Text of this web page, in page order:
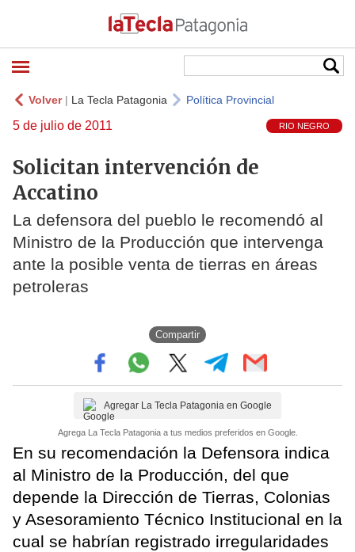
Volver| La Tecla Patagonia Política Provincial
5 de julio de 2011 RIO NEGRO
Solicitan intervención de
Accatino
La defensora del pueblo le recomendó al
Ministro de la Producción que intervenga
ante la posible venta de tierras en áreas
petroleras
Compartir
Agregar La Tecla Patagonia en Google
Agrega La Tecla Patagonia a tus medios preferidos en Google.
En su recomendación la Defensora indica
al Ministro de la Producción, del que
depende la Dirección de Tierras, Colonias
y Asesoramiento Técnico Institucional en la
cual se habrían registrado irregularidades